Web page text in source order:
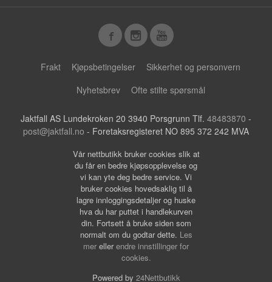
Frakt Kjøpsbetingelser
Sikkerhet og personvern
Nyhetsbrev
Ofte stilte spørsmål
Jaktfall AS Lundekroken 20 3940 Porsgrunn Tlf. 48483870 -
post@jaktfall.no - Foretaksregisteret NO 895 372 242 MVA
Vår nettbutikk bruker cookies slik at
du får en bedre kjøpsopplevelse og
vi kan yte deg bedre service. Vi
bruker cookies hovedsaklig til å
lagre innloggingsdetaljer og huske
hva du har puttet i handlekurven
din. Fortsett å bruke siden som
normalt om du godtar dette. Les
mer ellerendre innstillinger for
cookies.
Powered by 24Nettbutikk